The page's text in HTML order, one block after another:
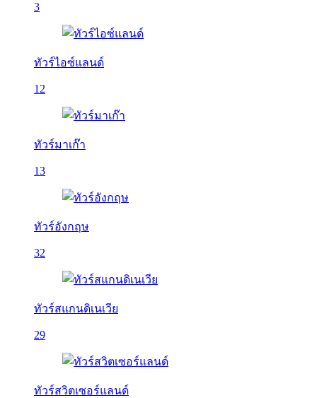
3
ทัวร์ไอซ์แลนด์
12
ทัวร์มาเก๊า
13
ทัวร์อังกฤษ
32
ทัวร์สแกนดิเนเวีย
29
ทัวร์สวิตเซอร์แลนด์